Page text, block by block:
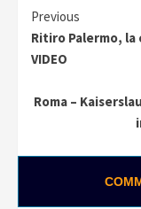
Continue
Reading
Previous
Ritiro Palermo,
VIDEO
Roma –